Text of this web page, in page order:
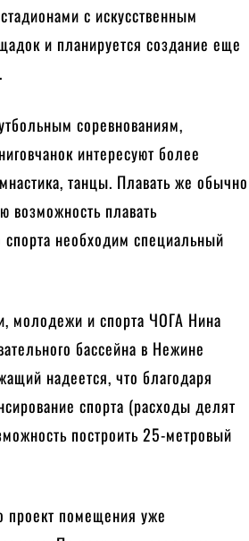
с искусственным
и планируется создание еще
.
соревнованиям,
интересуют более
танцы. Плавать же обычно
возможность плавать
необходим специальный
молодежи и спорта ЧОГА Нина
бассейна в Нежине
надеется, что благодаря
спорта (расходы делят
построить 25-метровый
проект помещения уже